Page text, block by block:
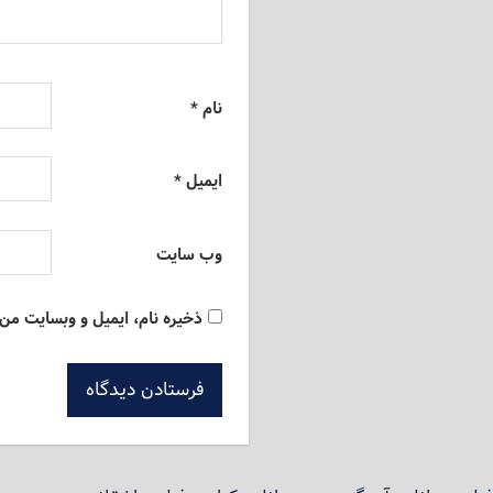
نام*
ایمیل*
وب‌ سایت
ذخیره نام، ایمیل و وبسایت